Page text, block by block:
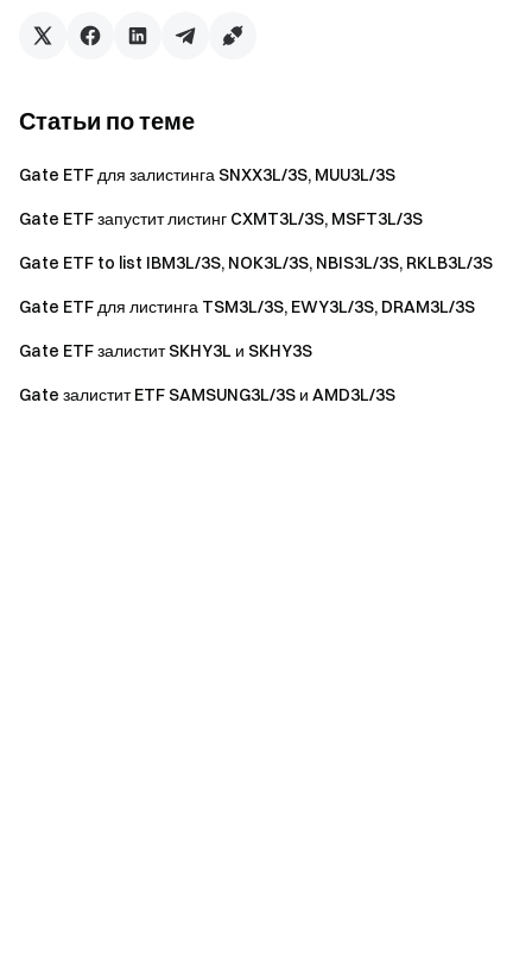
Статьи по теме
Gate ETF для залистинга SNXX3L/3S, MUU3L/3S
Gate ETF запустит листинг CXMT3L/3S, MSFT3L/3S
Gate ETF to list IBM3L/3S, NOK3L/3S, NBIS3L/3S, RKLB3L/3S
Gate ETF для листинга TSM3L/3S, EWY3L/3S, DRAM3L/3S
Gate ETF залистит SKHY3L и SKHY3S
Gate залистит ETF SAMSUNG3L/3S и AMD3L/3S